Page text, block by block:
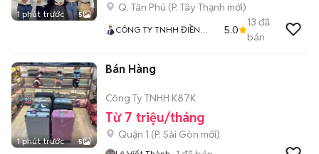
1 phút trước 5
Q. Tân Phú (P. Tây Thạnh mới)
CÔNG TY TNHH ĐIỀN
5.0
13 đã
bán
1 phút trước 5
Bán Hàng
Công Ty TNHH K87K
Từ 7 triệu/tháng
Quận 1 (P. Sài Gòn mới)